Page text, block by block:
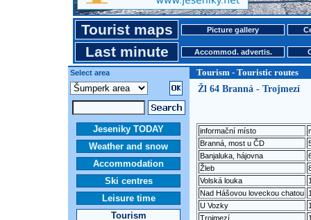
Tourist maps Picture gallery
Last minute Accommod. advertis.
Select area Tourism - Touristic routes
Jeseniky TODAY
Weather and snow
Accommodation
Ski centres
Leisure time
Tourism
Žl 64 Branná - Trojmezí
informační místo
Branná, most u ČD
Banjaluka, hájovna
Žleb
Volská louka
Nad Hášovou loveckou chatou
U Vozky
Trojmezí